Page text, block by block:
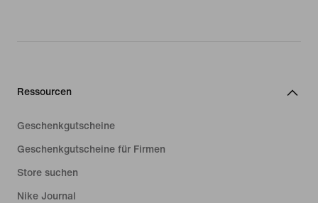
Ressourcen
Geschenkgutscheine
Geschenkgutscheine für Firmen
Store suchen
Nike Journal